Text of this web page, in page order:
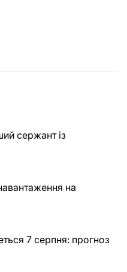
сержант із
на
7 серпня: прогноз